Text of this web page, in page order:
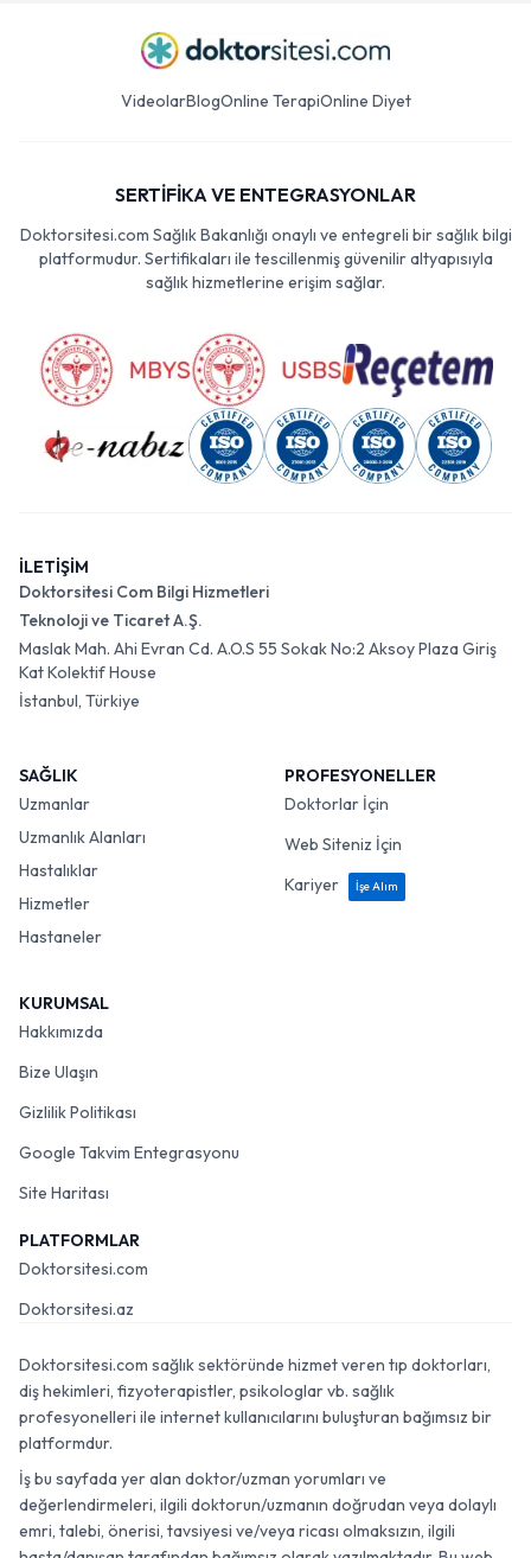
VideolarBlogOnline TerapiOnline Diyet
SERTİFİKA VE ENTEGRASYONLAR
Doktorsitesi.com Sağlık Bakanlığı onaylı ve entegreli bir sağlık bilgi
platformudur. Sertifikaları ile tescillenmiş güvenilir altyapısıyla
sağlık hizmetlerine erişim sağlar.
İLETİŞİM
Doktorsitesi Com Bilgi Hizmetleri
Teknoloji ve Ticaret A.Ş.
Maslak Mah. Ahi Evran Cd. A.O.S 55 Sokak No:2 Aksoy Plaza Giriş
Kat Kolektif House
İstanbul, Türkiye
SAĞLIK
Uzmanlar
Uzmanlık Alanları
Hastalıklar
Hizmetler
Hastaneler
PROFESYONELLER
Doktorlar İçin
Web Siteniz İçin
Kariyer
İşe Alım
KURUMSAL
Hakkımızda
Bize Ulaşın
Gizlilik Politikası
Google Takvim Entegrasyonu
Site Haritası
PLATFORMLAR
Doktorsitesi.com
Doktorsitesi.az
Doktorsitesi.com sağlık sektöründe hizmet veren tıp doktorları,
diş hekimleri, fizyoterapistler, psikologlar vb. sağlık
profesyonelleri ile internet kullanıcılarını buluşturan bağımsız bir
platformdur.
İş bu sayfada yer alan doktor/uzman yorumları ve
değerlendirmeleri, ilgili doktorun/uzmanın doğrudan veya dolaylı
emri, talebi, önerisi, tavsiyesi ve/veya ricası olmaksızın, ilgili